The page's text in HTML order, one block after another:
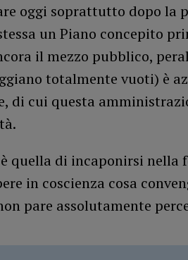
oggi soprattutto dopo la
un Piano concepito
il mezzo pubblico,
totalmente vuoti) è
di cui questa
quella di incaponirsi nella
in coscienza cosa
pare assolutamente